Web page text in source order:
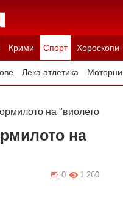
Крими Спорт Хороскопи
Лека атлетика
на "виолетовите"
на
1 260
0